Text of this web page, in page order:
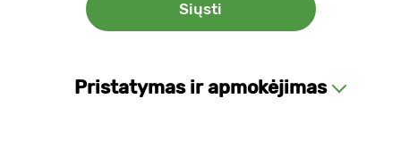
Pristatymas ir apmokėjimas